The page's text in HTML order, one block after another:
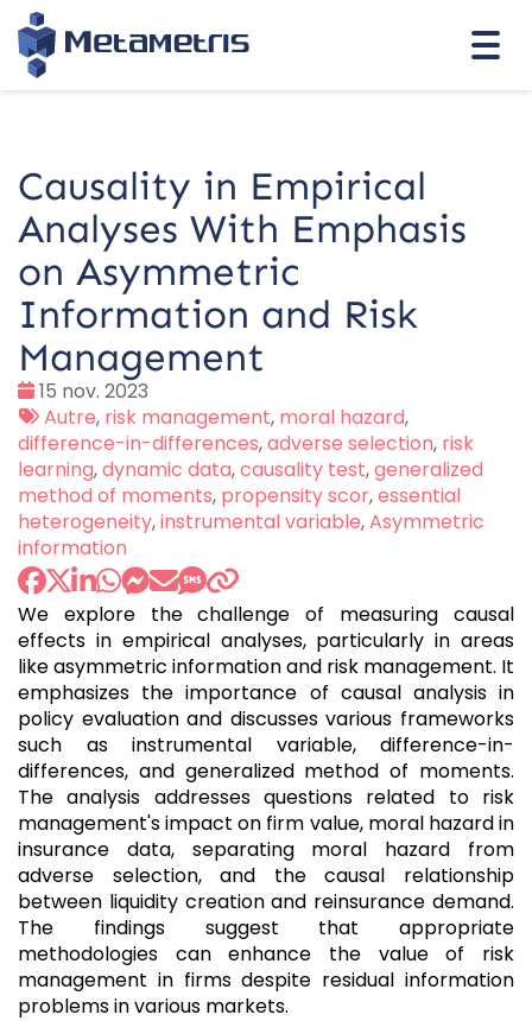
Causality in Empirical
Analyses With Emphasis
on Asymmetric
Information and Risk
Management
Date
:
15 nov. 2023
Tags
:
Autre, risk management, moral hazard,
difference-in-differences,adverse selection, risk
learning,dynamic data,causality test,generalized
method of moments, propensity scor,essential
heterogeneity,instrumental variable,Asymmetric
information
We explore the challenge of measuring causal
effects in empirical analyses, particularly in areas
like asymmetric information and risk management. It
emphasizes the importance of causal analysis in
policy evaluation and discusses various frameworks
such as instrumental variable, difference-in-
differences, and generalized method of moments.
The analysis addresses questions related to risk
management's impact on firm value, moral hazard in
insurance data, separating moral hazard from
adverse selection, and the causal relationship
between liquidity creation and reinsurance demand.
The findings suggest that appropriate
methodologies can enhance the value of risk
management in firms despite residual information
problems in various markets.